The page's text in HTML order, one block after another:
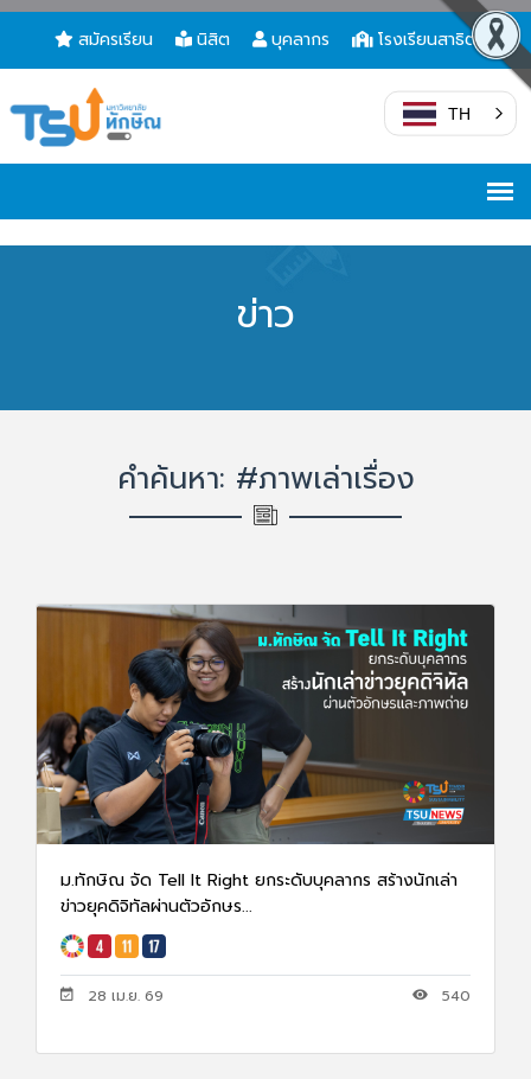
สมัครเรียน นิสิต บุคลากร โรงเรียนสาธิต
TH
ข่าว
คำค้นหา: #ภาพเล่าเรื่อง
ม.ทักษิณ จัด Tell It Right ยกระดับบุคลากร สร้างนักเล่า
ข่าวยุคดิจิทัลผ่านตัวอักษร...
28 เม.ย. 69 540